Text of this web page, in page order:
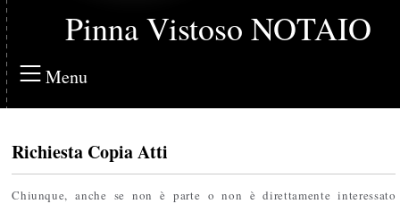
Pinna Vistoso NOTAIO
Menu
Richiesta Copia Atti
Chiunque, anche se non è parte o non è direttamente interessato